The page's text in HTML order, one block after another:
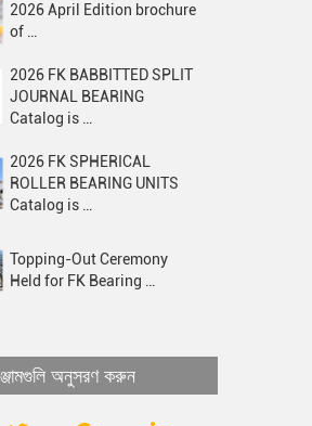
2026 April Edition brochure
of …
2026 FK BABBITTED SPLIT
JOURNAL BEARING
Catalog is …
2026 FK SPHERICAL
ROLLER BEARING UNITS
Catalog is …
Topping-Out Ceremony
Held for FK Bearing …
অনুসরণ করুন